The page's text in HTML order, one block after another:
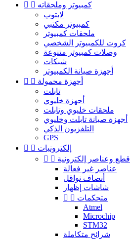
  كمبيوتر وملحقاته
لابتوب
كمبيوتر مكتبي
ملحقات كمبيوتر
كروت للكمبيوتر الشخصي
وصلات كمبيوتر متنوعة
شبكات
أجهزة صيانة الكمبيوتر
  أجهزة محمولة
تابلت
أجهزة خليوي
ملحقات خليوي وتابلت
أجهزة صيانة تابلت وخليوي
التلفزيون الذكي
GPS
  إلكترونيات
  قطع وعناصر إلكترونية
عناصر غير فعالة
أنصاف نواقل
شاشات إظهار
  متحكمات
Atmel
Microchip
STM32
شرائح متكاملة